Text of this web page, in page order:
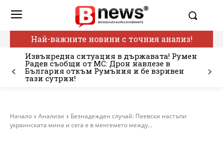
Най-важните новини с точния анализ!
Извънредна ситуация в държавата! Румен
Радев съобщи от МС: Дрон навлезе в
България откъм Румъния и бе взривен
тази сутрин!
Начало Анализи
Безнадежден случай: Пеевски настъпи
украинската мина и сега е в менгемето между...